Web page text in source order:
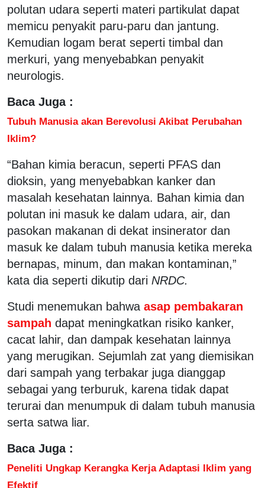
polutan udara seperti materi partikulat dapat
memicu penyakit paru-paru dan jantung.
Kemudian logam berat seperti timbal dan
merkuri, yang menyebabkan penyakit
neurologis.
Baca Juga :
Tubuh Manusia akan Berevolusi Akibat Perubahan
Iklim?
“Bahan kimia beracun, seperti PFAS dan
dioksin, yang menyebabkan kanker dan
masalah kesehatan lainnya. Bahan kimia dan
polutan ini masuk ke dalam udara, air, dan
pasokan makanan di dekat insinerator dan
masuk ke dalam tubuh manusia ketika mereka
bernapas, minum, dan makan kontaminan,”
kata dia seperti dikutip dari NRDC.
Studi menemukan bahwa asap pembakaran
sampah dapat meningkatkan risiko kanker,
cacat lahir, dan dampak kesehatan lainnya
yang merugikan. Sejumlah zat yang diemisikan
dari sampah yang terbakar juga dianggap
sebagai yang terburuk, karena tidak dapat
terurai dan menumpuk di dalam tubuh manusia
serta satwa liar.
Baca Juga :
Peneliti Ungkap Kerangka Kerja Adaptasi Iklim yang
Efektif